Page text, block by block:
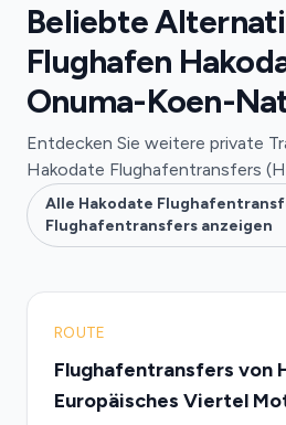
Beliebte
Flughafen
Onuma-Koen-
Entdecken Sie weitere private
Hakodate Flughafentransfers
Alle Hakodate
Flughafentransfers anzeigen
ROUTE
Flughafentransfers von
Europäisches Viertel